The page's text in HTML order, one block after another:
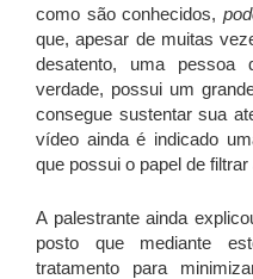
como são conhecidos,
que, apesar de muitas
desatento, uma pessoa
verdade, possui um
consegue sustentar sua
vídeo ainda é indicado
que possui o papel de
A palestrante ainda
posto que mediante
tratamento para